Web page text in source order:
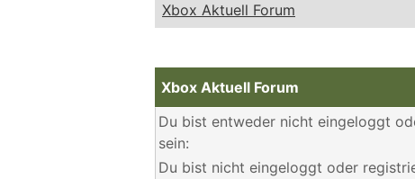
Xbox Aktuell Forum
Xbox Aktuell Forum
Du bist entweder nicht eingeloggt
sein:
Du bist nicht eingeloggt oder